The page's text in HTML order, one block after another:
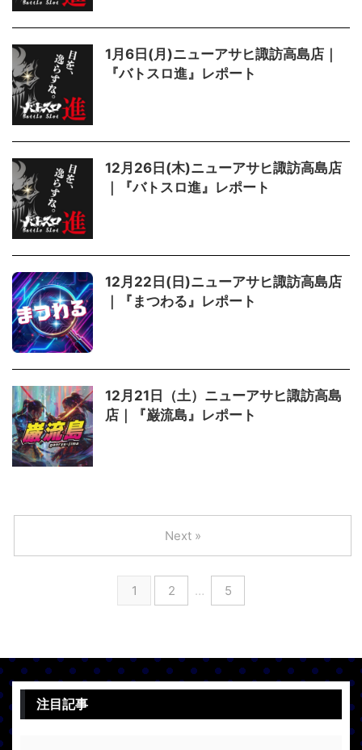
1月6日(月)ニューアサヒ諏訪高島店｜
『バトスロ進』レポート
12月26日(木)ニューアサヒ諏訪高島店
｜『バトスロ進』レポート
12月22日(日)ニューアサヒ諏訪高島店
｜『まつわる』レポート
12月21日（土）ニューアサヒ諏訪高島
店｜『巌流島』レポート
1 2 … 5
Next »
注目記事